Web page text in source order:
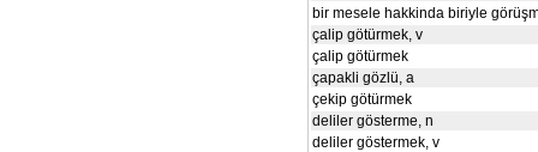
bir mesele hakkinda biriyle
çalip götürmek, v
çalip götürmek
çapakli gözlü, a
çekip götürmek
deliler gösterme, n
deliler göstermek, v